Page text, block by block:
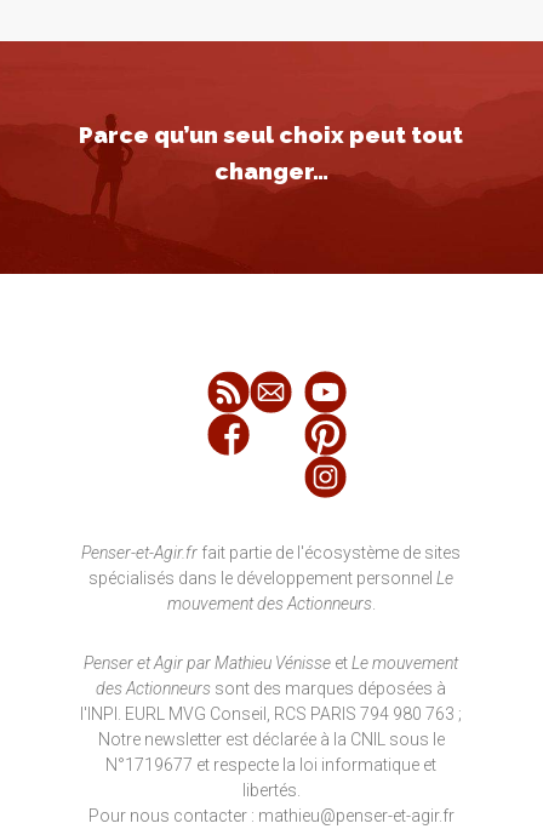
Parce qu’un seul choix peut tout
changer…
Penser-et-Agir.fr fait partie de l'écosystème de sites
spécialisés dans le développement personnelLe
mouvement des Actionneurs.
Penser et Agir par Mathieu Vénisse et Le mouvement
des Actionneurs sont des marques déposées à
l'INPI. EURL MVG Conseil, RCS PARIS 794 980 763 ;
Notre newsletter est déclarée à la CNIL sous le
N°1719677 et respecte la loi informatique et
libertés.
Pour nous contacter : mathieu@penser-et-agir.fr